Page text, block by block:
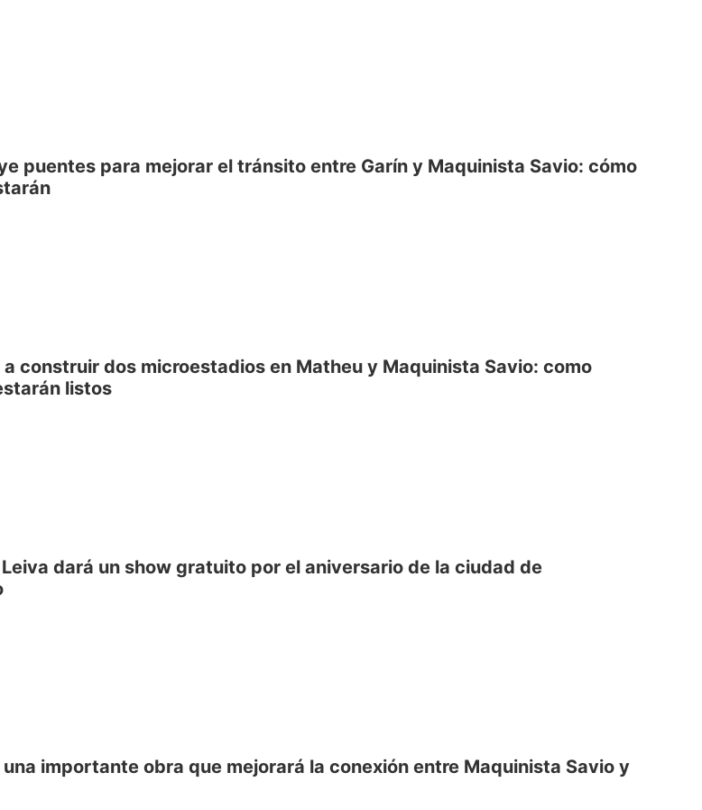
puentes para mejorar el tránsito entre Garín y Maquinista Savio: cómo
construir dos microestadios en Matheu y Maquinista Savio: como
listos
dará un show gratuito por el aniversario de la ciudad de
importante obra que mejorará la conexión entre Maquinista Savio y